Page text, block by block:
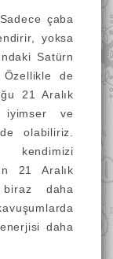
çaba
yoksa
Satürn
Özellikle de
21 Aralık
ve
olabiliriz.
kendimizi
21 Aralık
biraz daha
daha